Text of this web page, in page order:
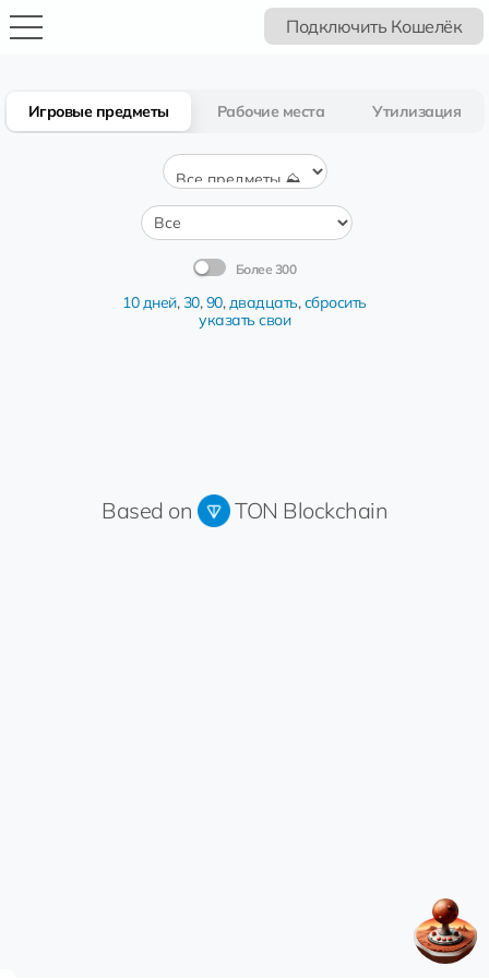
Подключить Кошелёк
Игровые предметы Рабочие места Утилизация
Более 300
10 дней,30,90,двадцать,сбросить
указать свои
Based on TON Blockchain